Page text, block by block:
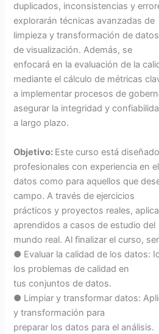
duplicados, inconsistencias y
explorarán técnicas avanzadas de
limpieza y transformación de
de visualización. Además, se
enfocará en la evaluación de la
mediante el cálculo de métricas
a implementar procesos de
asegurar la integridad y
a largo plazo.
Objetivo: Este curso está
profesionales con experiencia en
datos como para aquellos que
campo. A través de ejercicios
prácticos y proyectos reales,
aprendidos a casos de estudio del
mundo real. Al finalizar el curso,
● Evaluar la calidad de los datos:
los problemas de calidad en
tus conjuntos de datos.
● Limpiar y transformar datos:
y transformación para
preparar los datos para el análisis.